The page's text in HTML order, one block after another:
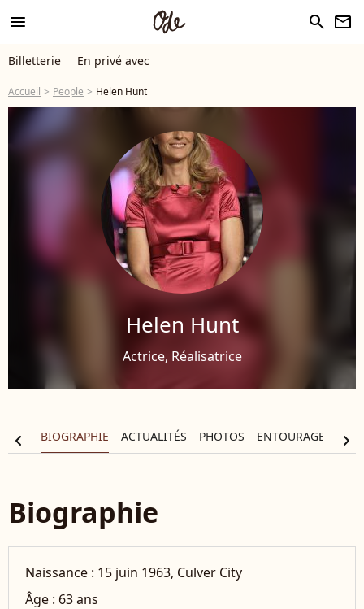
menu search newsletter
Billetterie En privé avec
Accueil People Helen Hunt
Helen Hunt
Actrice, Réalisatrice
BIOGRAPHIE ACTUALITÉS PHOTOS ENTOURAGE
chevron_left chevron_right
Biographie
Naissance : 15 juin 1963, Culver City
Âge : 63 ans